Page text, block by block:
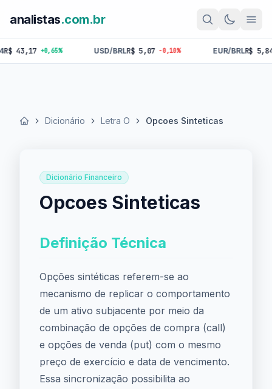
analistas.com.br
+0,65% USD/BRLR$ 5,07 -0,10% EUR/BRLR$ 5,84 -
Início Dicionário Letra O Opcoes Sinteticas
Dicionário Financeiro
Opcoes Sinteticas
Definição Técnica
Opções sintéticas referem-se ao
mecanismo de replicar o comportamento
de um ativo subjacente por meio da
combinação de opções de compra (call)
e opções de venda (put) com o mesmo
preço de exercício e data de vencimento.
Essa sincronização possibilita ao